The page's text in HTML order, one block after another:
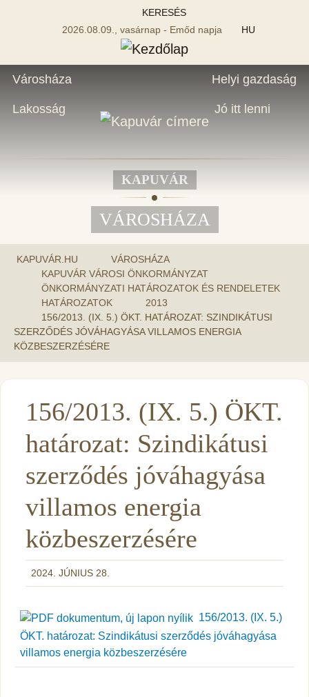
KERESÉS
2026.08.09., vasárnap - Emőd napja
HU
Városháza
Lakosság
Helyi gazdaság
Jó itt lenni
KAPUVÁR
VÁROSHÁZA
KAPUVÁR.HU
VÁROSHÁZA
KAPUVÁR VÁROSI ÖNKORMÁNYZAT
ÖNKORMÁNYZATI HATÁROZATOK ÉS RENDELETEK
HATÁROZATOK
2013
156/2013. (IX. 5.) ÖKT. HATÁROZAT: SZINDIKÁTUSI
SZERZŐDÉS JÓVÁHAGYÁSA VILLAMOS ENERGIA
KÖZBESZERZÉSÉRE
156/2013. (IX. 5.) ÖKT.
határozat: Szindikátusi
szerződés jóváhagyása
villamos energia
közbeszerzésére
2024. JÚNIUS 28.
156/2013. (IX. 5.)
ÖKT. határozat: Szindikátusi szerződés jóváhagyása
villamos energia közbeszerzésére